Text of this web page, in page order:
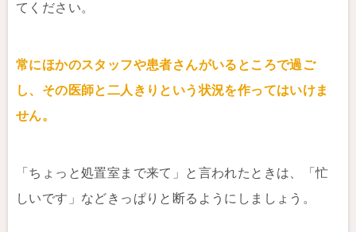
てください。
常にほかのスタッフや患者さんがいるところで過ご
し、その医師と二人きりという状況を作ってはいけま
せん。
「ちょっと処置室まで来て」と言われたときは、「忙
しいです」などきっぱりと断るようにしましょう。